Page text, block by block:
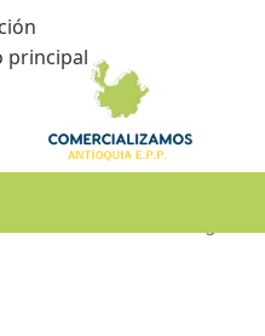
principal